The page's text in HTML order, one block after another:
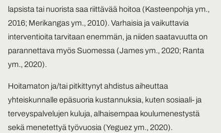
lapsista tai nuorista saa riittävää hoitoa (Kasteenpohja ym.,
2016; Merikangas ym., 2010). Varhaisia ja vaikuttavia
interventioita tarvitaan enemmän, ja niiden saatavuutta on
parannettava myös Suomessa (James ym., 2020; Ranta
ym., 2020).
Hoitamaton ja/tai pitkittynyt ahdistus aiheuttaa
yhteiskunnalle epäsuoria kustannuksia, kuten sosiaali- ja
terveyspalvelujen kuluja, alhaisempaa koulumenestystä
sekä menetettyä työvuosia (Yeguez ym., 2020).